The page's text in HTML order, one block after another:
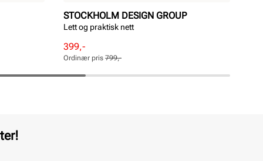
STOCKHOLM DESIGN GROUP
Lett og praktisk nett
Rabattert
pris
Pris
399,-
Ordinær
pris
Pris
Ordinær pris 799,-